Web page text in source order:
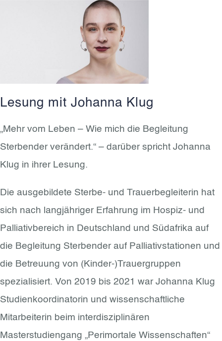
Lesung mit Johanna Klug
„Mehr vom Leben – Wie mich die Begleitung
Sterbender verändert.“ – darüber spricht Johanna
Klug in ihrer Lesung.
Die ausgebildete Sterbe- und Trauerbegleiterin hat
sich nach langjähriger Erfahrung im Hospiz- und
Palliativbereich in Deutschland und Südafrika auf
die Begleitung Sterbender auf Palliativstationen und
die Betreuung von (Kinder-)Trauergruppen
spezialisiert. Von 2019 bis 2021 war Johanna Klug
Studienkoordinatorin und wissenschaftliche
Mitarbeiterin beim interdisziplinären
Masterstudiengang „Perimortale Wissenschaften“